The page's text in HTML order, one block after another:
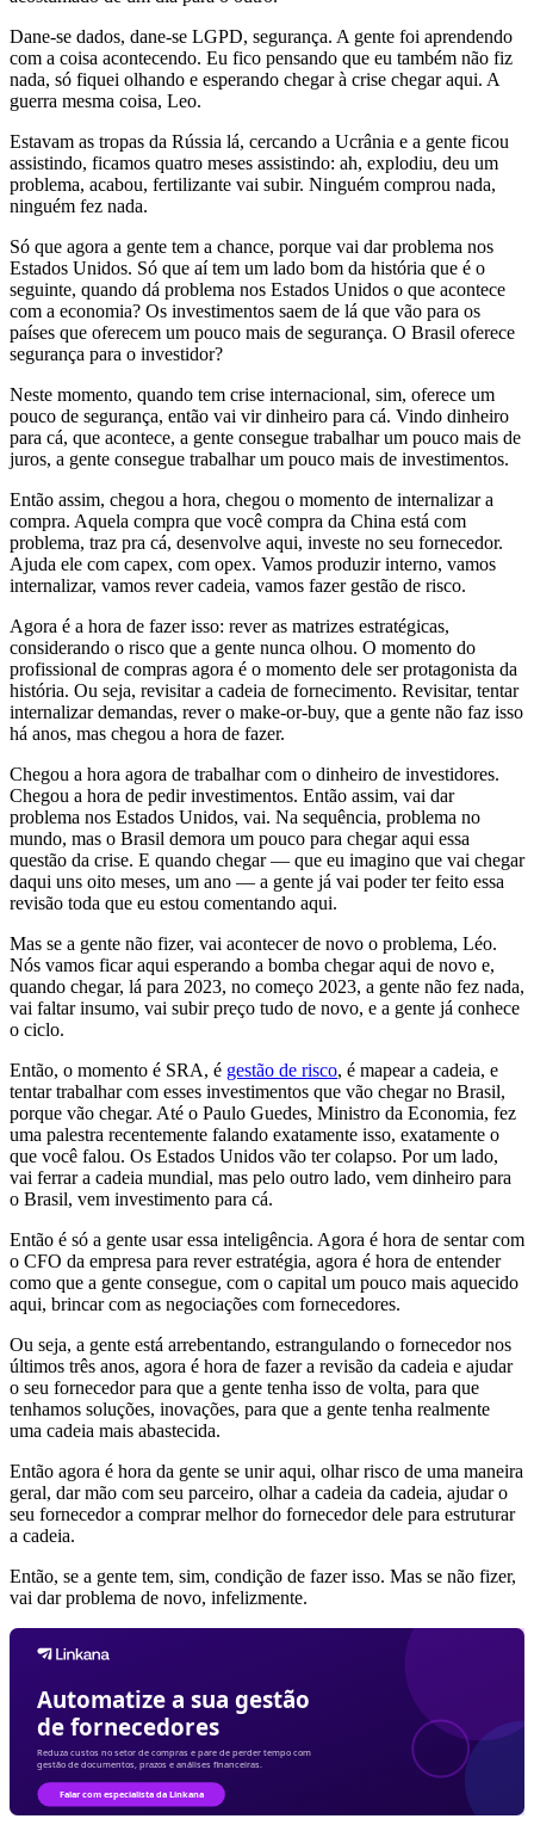
Dane-se dados, dane-se LGPD, segurança. A gente foi aprendendo
com a coisa acontecendo. Eu fico pensando que eu também não fiz
nada, só fiquei olhando e esperando chegar à crise chegar aqui. A
guerra mesma coisa, Leo.
Estavam as tropas da Rússia lá, cercando a Ucrânia e a gente ficou
assistindo, ficamos quatro meses assistindo: ah, explodiu, deu um
problema, acabou, fertilizante vai subir. Ninguém comprou nada,
ninguém fez nada.
Só que agora a gente tem a chance, porque vai dar problema nos
Estados Unidos. Só que aí tem um lado bom da história que é o
seguinte, quando dá problema nos Estados Unidos o que acontece
com a economia? Os investimentos saem de lá que vão para os
países que oferecem um pouco mais de segurança. O Brasil oferece
segurança para o investidor?
Neste momento, quando tem crise internacional, sim, oferece um
pouco de segurança, então vai vir dinheiro para cá. Vindo dinheiro
para cá, que acontece, a gente consegue trabalhar um pouco mais de
juros, a gente consegue trabalhar um pouco mais de investimentos.
Então assim, chegou a hora, chegou o momento de internalizar a
compra. Aquela compra que você compra da China está com
problema, traz pra cá, desenvolve aqui, investe no seu fornecedor.
Ajuda ele com capex, com opex. Vamos produzir interno, vamos
internalizar, vamos rever cadeia, vamos fazer gestão de risco.
Agora é a hora de fazer isso: rever as matrizes estratégicas,
considerando o risco que a gente nunca olhou. O momento do
profissional de compras agora é o momento dele ser protagonista da
história. Ou seja, revisitar a cadeia de fornecimento. Revisitar, tentar
internalizar demandas, rever o make-or-buy, que a gente não faz isso
há anos, mas chegou a hora de fazer.
Chegou a hora agora de trabalhar com o dinheiro de investidores.
Chegou a hora de pedir investimentos. Então assim, vai dar
problema nos Estados Unidos, vai. Na sequência, problema no
mundo, mas o Brasil demora um pouco para chegar aqui essa
questão da crise. E quando chegar — que eu imagino que vai chegar
daqui uns oito meses, um ano — a gente já vai poder ter feito essa
revisão toda que eu estou comentando aqui.
Mas se a gente não fizer, vai acontecer de novo o problema, Léo.
Nós vamos ficar aqui esperando a bomba chegar aqui de novo e,
quando chegar, lá para 2023, no começo 2023, a gente não fez nada,
vai faltar insumo, vai subir preço tudo de novo, e a gente já conhece
o ciclo.
Então, o momento é SRA, é gestão de risco, é mapear a cadeia, e
tentar trabalhar com esses investimentos que vão chegar no Brasil,
porque vão chegar. Até o Paulo Guedes, Ministro da Economia, fez
uma palestra recentemente falando exatamente isso, exatamente o
que você falou. Os Estados Unidos vão ter colapso. Por um lado,
vai ferrar a cadeia mundial, mas pelo outro lado, vem dinheiro para
o Brasil, vem investimento para cá.
Então é só a gente usar essa inteligência. Agora é hora de sentar com
o CFO da empresa para rever estratégia, agora é hora de entender
como que a gente consegue, com o capital um pouco mais aquecido
aqui, brincar com as negociações com fornecedores.
Ou seja, a gente está arrebentando, estrangulando o fornecedor nos
últimos três anos, agora é hora de fazer a revisão da cadeia e ajudar
o seu fornecedor para que a gente tenha isso de volta, para que
tenhamos soluções, inovações, para que a gente tenha realmente
uma cadeia mais abastecida.
Então agora é hora da gente se unir aqui, olhar risco de uma maneira
geral, dar mão com seu parceiro, olhar a cadeia da cadeia, ajudar o
seu fornecedor a comprar melhor do fornecedor dele para estruturar
a cadeia.
Então, se a gente tem, sim, condição de fazer isso. Mas se não fizer,
vai dar problema de novo, infelizmente.